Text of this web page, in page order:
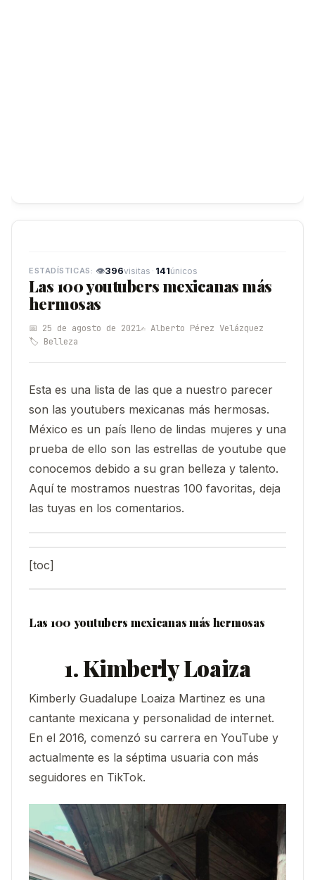
👁396visitas · 141únicos
Las 100 youtubers mexicanas más
hermosas
📅 25 de agosto de 2021✍️ Alberto Pérez Velázquez
🏷️ Belleza
Esta es una lista de las que a nuestro parecer
son las youtubers mexicanas más hermosas.
México es un país lleno de lindas mujeres y una
prueba de ello son las estrellas de youtube que
conocemos debido a su gran belleza y talento.
Aquí te mostramos nuestras 100 favoritas, deja
las tuyas en los comentarios.
[toc]
Las 100 youtubers mexicanas más hermosas
1. Kimberly Loaiza
Kimberly Guadalupe Loaiza Martinez es una
cantante mexicana y personalidad de internet.
En el 2016, comenzó su carrera en YouTube y
actualmente es la séptima usuaria con más
seguidores en TikTok.